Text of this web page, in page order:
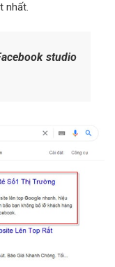
nhất.
studio